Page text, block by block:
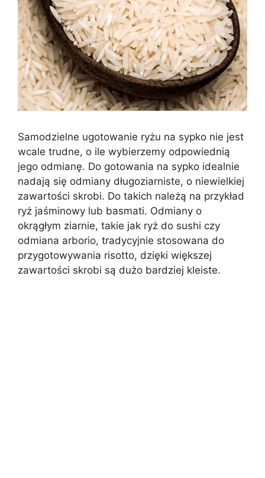
Samodzielne ugotowanie ryżu na sypko nie jest
wcale trudne, o ile wybierzemy odpowiednią
jego odmianę. Do gotowania na sypko idealnie
nadają się odmiany długoziarniste, o niewielkiej
zawartości skrobi. Do takich należą na przykład
ryż jaśminowy lub basmati. Odmiany o
okrągłym ziarnie, takie jak ryż do sushi czy
odmiana arborio, tradycyjnie stosowana do
przygotowywania risotto, dzięki większej
zawartości skrobi są dużo bardziej kleiste.